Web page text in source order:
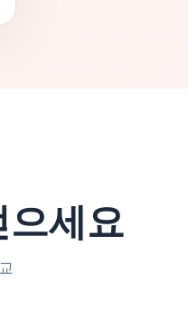
으세요